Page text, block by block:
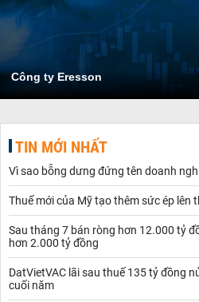
Công ty Eresson
TIN MỚI NHẤT
Vì sao bỗng dưng đứng tên doanh
Thuế mới của Mỹ tạo thêm sức ép lên
Sau tháng 7 bán ròng hơn 12.000 tỷ
hơn 2.000 tỷ đồng
DatVietVAC lãi sau thuế 135 tỷ đồng
cuối năm